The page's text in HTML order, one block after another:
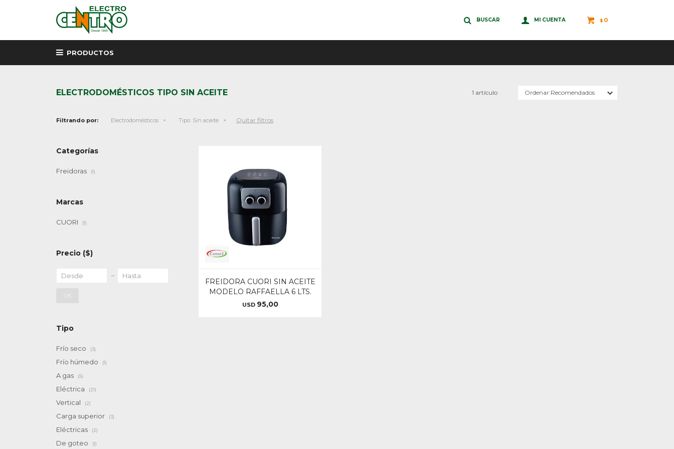
PRODUCTOS
$ 0
ELECTRODOMÉSTICOS TIPO SIN ACEITE 1 artículo Recomendados
Filtrando por: Electrodomésticos Tipo: Sin aceite Quitar filtros
FREIDORA CUORI SIN ACEITE
MODELO RAFFAELLA 6 LTS.
USD 95,00
Categorías
Freidoras (1)
Marcas
CUORI (1)
Precio ($)
OK
Tipo
Frío seco (3)
Frío húmedo (1)
A gas (5)
Eléctrica (21)
Vertical (2)
Carga superior (3)
Eléctricas (2)
De goteo (1)